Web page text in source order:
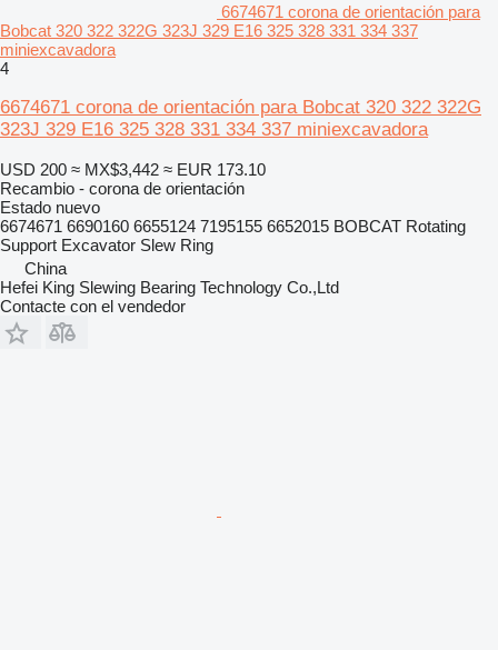
6674671 corona de orientación para
Bobcat 320 322 322G 323J 329 E16 325 328 331 334 337
miniexcavadora
4
6674671 corona de orientación para Bobcat 320 322 322G
323J 329 E16 325 328 331 334 337 miniexcavadora
USD 200 ≈ MX$3,442 ≈ EUR 173.10
Recambio - corona de orientación
Estado nuevo
6674671 6690160 6655124 7195155 6652015 BOBCAT Rotating
Support Excavator Slew Ring
China
Hefei King Slewing Bearing Technology Co.,Ltd
Contacte con el vendedor